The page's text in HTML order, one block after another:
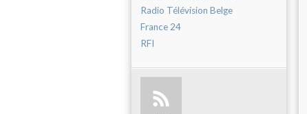
Radio Télévision Belge
France 24
RFI